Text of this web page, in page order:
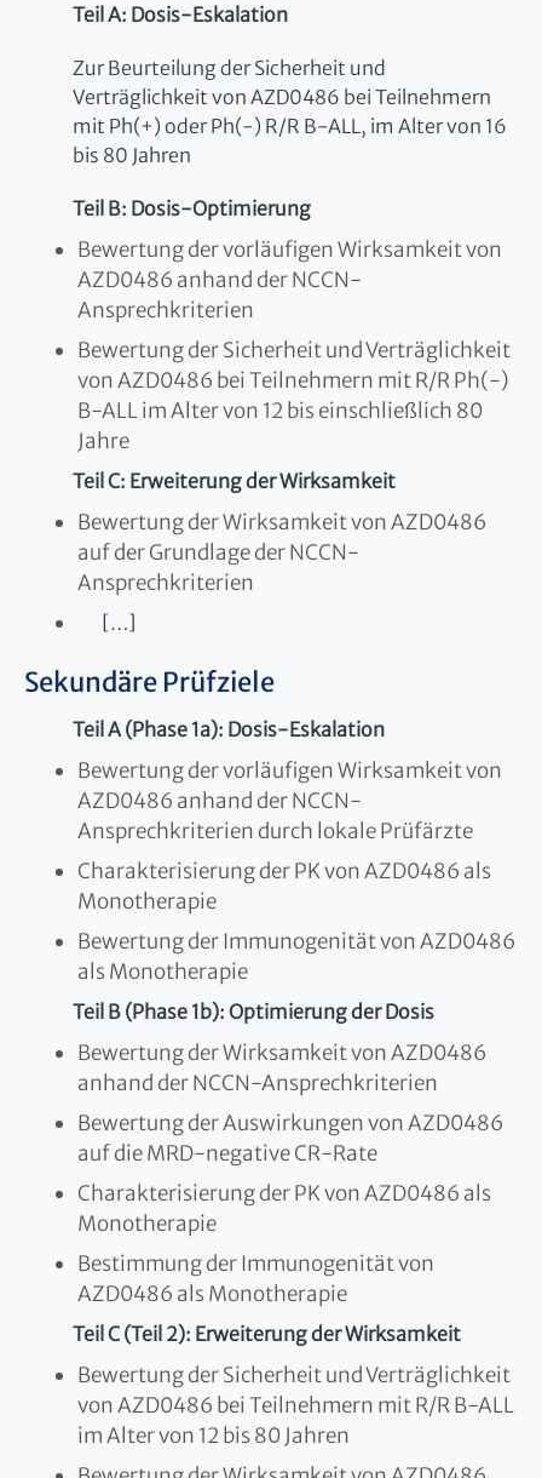
Teil A: Dosis-Eskalation
Zur Beurteilung der Sicherheit und
Verträglichkeit von AZD0486 bei Teilnehmern
mit Ph(+) oder Ph(-) R/R B-ALL, im Alter von 16
bis 80 Jahren
Teil B: Dosis-Optimierung
Bewertung der vorläufigen Wirksamkeit von
AZD0486 anhand der NCCN-
Ansprechkriterien
Bewertung der Sicherheit und Verträglichkeit
von AZD0486 bei Teilnehmern mit R/R Ph(-)
B-ALL im Alter von 12 bis einschließlich 80
Jahre
Teil C: Erweiterung der Wirksamkeit
Bewertung der Wirksamkeit von AZD0486
auf der Grundlage der NCCN-
Ansprechkriterien
[…]
Sekundäre Prüfziele
Teil A (Phase 1a): Dosis-Eskalation
Bewertung der vorläufigen Wirksamkeit von
AZD0486 anhand der NCCN-
Ansprechkriterien durch lokale Prüfärzte
Charakterisierung der PK von AZD0486 als
Monotherapie
Bewertung der Immunogenität von AZD0486
als Monotherapie
Teil B (Phase 1b): Optimierung der Dosis
Bewertung der Wirksamkeit von AZD0486
anhand der NCCN-Ansprechkriterien
Bewertung der Auswirkungen von AZD0486
auf die MRD-negative CR-Rate
Charakterisierung der PK von AZD0486 als
Monotherapie
Bestimmung der Immunogenität von
AZD0486 als Monotherapie
Teil C (Teil 2): Erweiterung der Wirksamkeit
Bewertung der Sicherheit und Verträglichkeit
von AZD0486 bei Teilnehmern mit R/R B-ALL
im Alter von 12 bis 80 Jahren